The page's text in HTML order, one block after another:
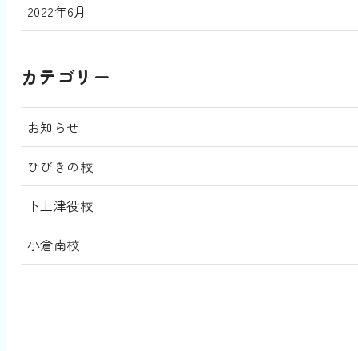
2022年6月
カテゴリー
お知らせ
ひびきの校
下上津役校
小倉南校